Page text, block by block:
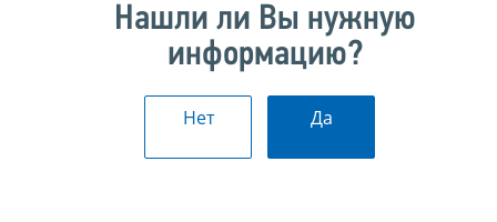
Нашли ли Вы нужную
информацию?
Нет Да